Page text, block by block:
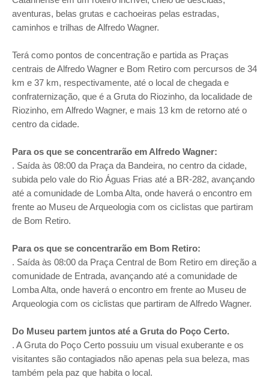
aventuras, belas grutas e cachoeiras pelas estradas,
caminhos e trilhas de Alfredo Wagner.
Terá como pontos de concentração e partida as Praças
centrais de Alfredo Wagner e Bom Retiro com percursos de 34
km e 37 km, respectivamente, até o local de chegada e
confraternização, que é a Gruta do Riozinho, da localidade de
Riozinho, em Alfredo Wagner, e mais 13 km de retorno até o
centro da cidade.
Para os que se concentrarão em Alfredo Wagner:
. Saída às 08:00 da Praça da Bandeira, no centro da cidade,
subida pelo vale do Rio Águas Frias até a BR-282, avançando
até a comunidade de Lomba Alta, onde haverá o encontro em
frente ao Museu de Arqueologia com os ciclistas que partiram
de Bom Retiro.
Para os que se concentrarão em Bom Retiro:
. Saída às 08:00 da Praça Central de Bom Retiro em direção a
comunidade de Entrada, avançando até a comunidade de
Lomba Alta, onde haverá o encontro em frente ao Museu de
Arqueologia com os ciclistas que partiram de Alfredo Wagner.
Do Museu partem juntos até a Gruta do Poço Certo.
. A Gruta do Poço Certo possuiu um visual exuberante e os
visitantes são contagiados não apenas pela sua beleza, mas
também pela paz que habita o local.